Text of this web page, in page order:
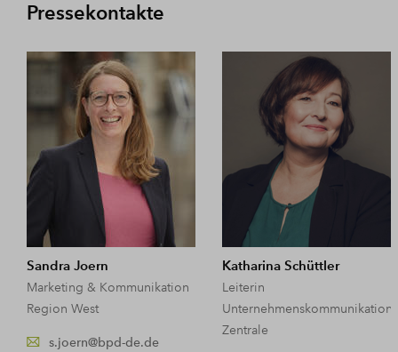
Pressekontakte
Sandra Joern
Marketing & Kommunikation
Region West
s.joern@bpd-de.de
Katharina Schüttler
Leiterin
Unternehmenskommunikation
Zentrale